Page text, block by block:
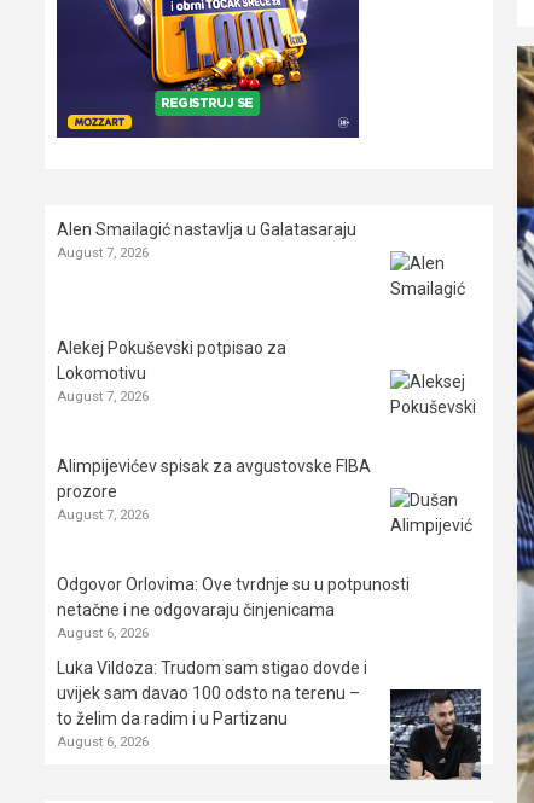
Alen Smailagić nastavlja u Galatasaraju
August 7, 2026
Alekej Pokuševski potpisao za
Lokomotivu
August 7, 2026
Alimpijevićev spisak za avgustovske FIBA
prozore
August 7, 2026
Odgovor Orlovima: ​Ove tvrdnje su u potpunosti
netačne i ne odgovaraju činjenicama
August 6, 2026
Luka Vildoza: Trudom sam stigao dovde i
uvijek sam davao 100 odsto na terenu –
to želim da radim i u Partizanu
August 6, 2026